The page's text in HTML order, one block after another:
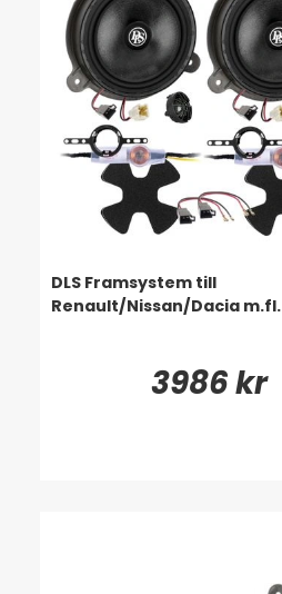
DLS Framsystem till
Renault/Nissan/Dacia m.fl.
3986 kr